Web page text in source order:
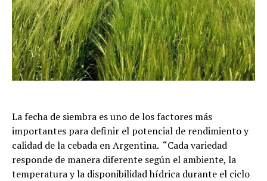
La fecha de siembra es uno de los factores más
importantes para definir el potencial de rendimiento y
calidad de la cebada en Argentina. “Cada variedad
responde de manera diferente según el ambiente, la
temperatura y la disponibilidad hídrica durante el ciclo